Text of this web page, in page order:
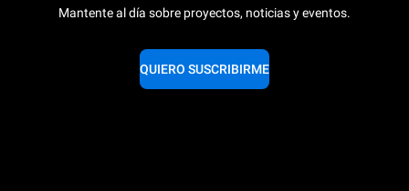
Mantente al día sobre proyectos, noticias y eventos.
QUIERO SUSCRIBIRME